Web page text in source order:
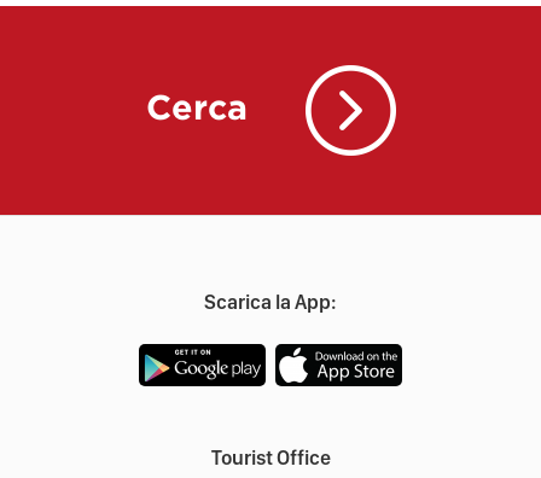
Cerca
Scarica la App:
Tourist Office